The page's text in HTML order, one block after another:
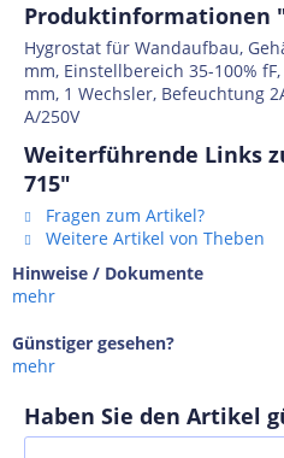
Produktinformationen
Hygrostat für Wandaufbau,
mm, Einstellbereich 35-100%
mm, 1 Wechsler, Befeuchtung
A/250V
Weiterführende Links
715"
Fragen zum Artikel?
Weitere Artikel von Theben
Hinweise / Dokumente
mehr
Günstiger gesehen?
mehr
Haben Sie den Artikel